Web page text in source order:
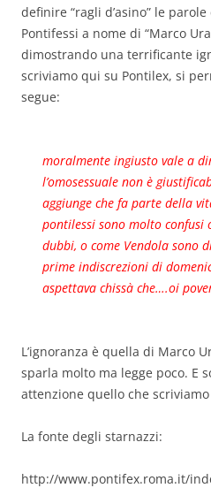
definire “ragli d’asino” le
Pontifessi a nome di “Marco
dimostrando una terrificante
scriviamo qui su Pontilex, si
segue:
moralmente ingiusto vale a
l’omosessuale non è
aggiunge che fa parte della
pontilessi sono molto confusi
dubbi, o come Vendola sono
prime indiscrezioni di
aspettava chissà che….oi
L’ignoranza è quella di Marco
sparla molto ma legge poco. E
attenzione quello che
La fonte degli starnazzi:
http://www.pontifex.roma.it/